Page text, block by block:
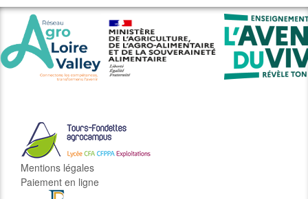
Mentions légales
Paiement en ligne